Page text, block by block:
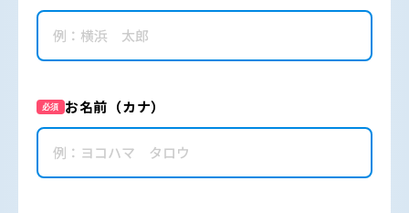
必須 お名前（カナ）